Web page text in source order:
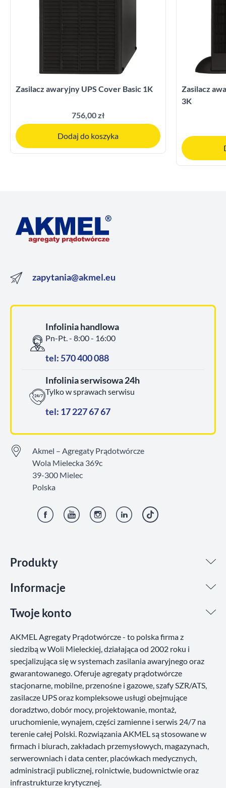
Zasilacz awaryjny UPS Cover Basic 1K
756,00 zł
Dodaj do koszyka
Zasilacz
3K
Produkty
Informacje
Twoje konto
zapytania@akmel.eu
Infolinia handlowa
Pn-Pt. - 8:00 - 16:00
tel: 570 400 088
Infolinia serwisowa 24h
Tylko w sprawach serwisu
tel: 17 227 67 67
Akmel – Agregaty Prądotwórcze
Wola Mielecka 369c
39-300 Mielec
Polska
AKMEL Agregaty Prądotwórcze - to polska firma z
siedzibą w Woli Mieleckiej, działająca od 2002 roku i
specjalizująca się w systemach zasilania awaryjnego oraz
gwarantowanego. Oferuje agregaty prądotwórcze
stacjonarne, mobilne, przenośne i gazowe, szafy SZR/ATS,
zasilacze UPS oraz kompleksowe usługi obejmujące
doradztwo, dobór mocy, projektowanie, montaż,
uruchomienie, wynajem, części zamienne i serwis 24/7 na
terenie całej Polski. Rozwiązania AKMEL są stosowane w
firmach i biurach, zakładach przemysłowych, magazynach,
serwerowniach i data center, placówkach medycznych,
administracji publicznej, rolnictwie, budownictwie oraz
infrastrukturze krytycznej.